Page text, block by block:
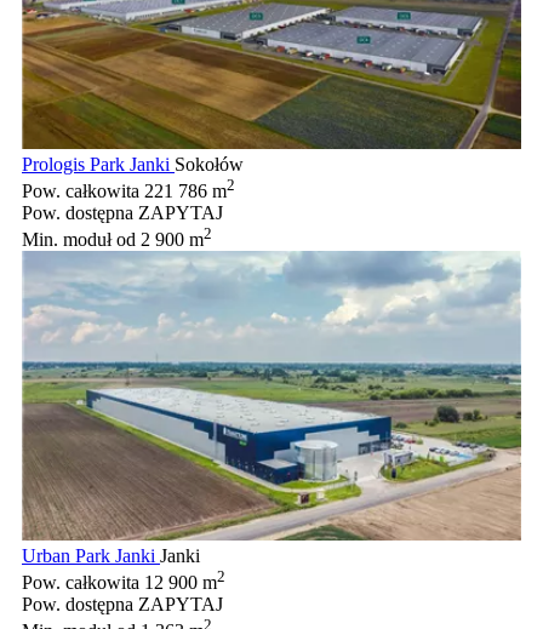
Prologis Park Janki Sokołów
Pow. całkowita 221 786 m2
Pow. dostępna ZAPYTAJ
Min. modułod 2 900 m2
Urban Park Janki Janki
Pow. całkowita 12 900 m2
Pow. dostępna ZAPYTAJ
2